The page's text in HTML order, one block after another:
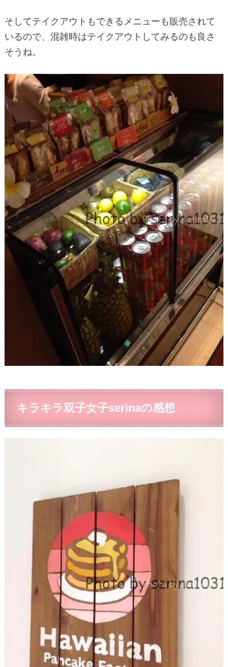
そしてテイクアウトもできるメニューも販売されて
いるので、混雑時はテイクアウトしてみるのも良さ
そうね。
キラキラ双子女子serinaの感想